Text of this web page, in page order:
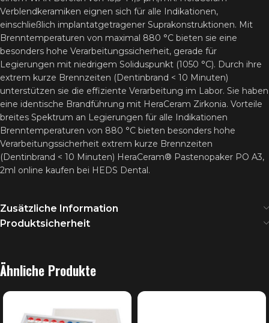
Verblendkeramiken eignen sich für alle Indikationen,
einschließlich implantatgetragener Suprakonstruktionen. Mit
Brenntemperaturen von maximal 880 °C bieten sie eine
besonders hohe Verarbeitungssicherheit, gerade für
Legierungen mit niedrigem Soliduspunkt (1050 °C). Durch ihre
extrem kurze Brennzeiten (Dentinbrand < 10 Minuten)
unterstützen sie die effiziente Verarbeitung im Labor. Sie haben
eine identische Brandführung mit HeraCeram Zirkonia. Vorteile
breites Spektrum an Legierungen für alle Indikationen
Brenntemperaturen von 880 °C bieten besonders hohe
Verarbeitungssicherheit extrem kurze Brennzeiten
(Dentinbrand < 10 Minuten) HeraCeram® Pastenopaker PO A3,
2ml online kaufen bei HEDS Dental.
Zusätzliche Information
Produktsicherheit
Ähnliche Produkte